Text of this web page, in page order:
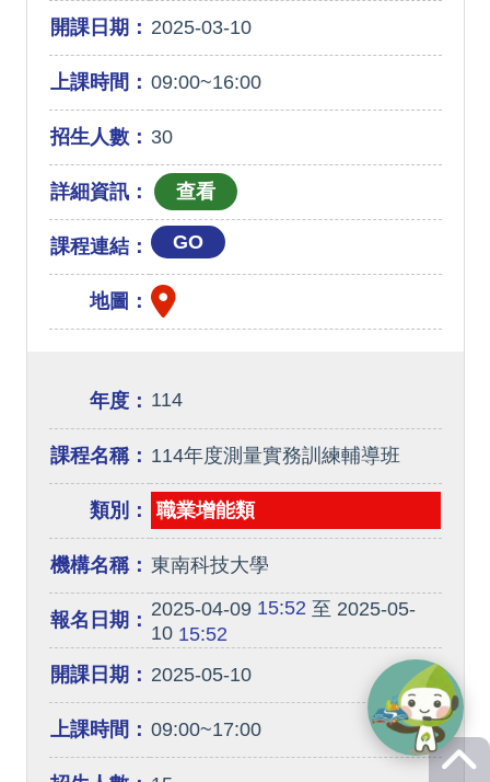
開課日期： 2025-03-10
上課時間： 09:00~16:00
招生人數： 30
詳細資訊：
課程連結： GO
地圖：
年度： 114
課程名稱： 114年度測量實務訓練輔導班
類別： 職業增能類
機構名稱： 東南科技大學
報名日期： 2025-04-0915:52 至 2025-05-
1015:52
開課日期： 2025-05-10
上課時間： 09:00~17:00